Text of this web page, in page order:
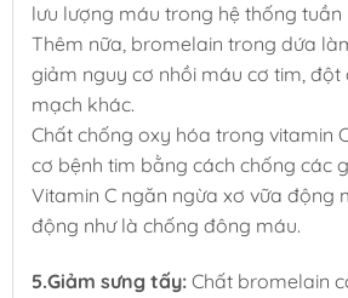
lưu lượng máu trong hệ thống tuần
Thêm nữa, bromelain trong dứa
giảm nguy cơ nhồi máu cơ tim, đột
mạch khác.
Chất chống oxy hóa trong vitamin
cơ bệnh tim bằng cách chống các
Vitamin C ngăn ngừa xơ vữa động
động như là chống đông máu.
5.Giảm sưng tấy: Chất bromelain